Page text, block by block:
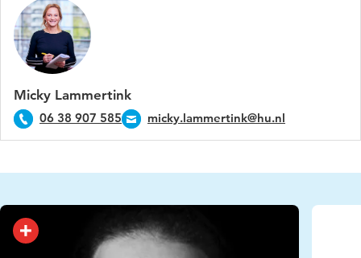
Micky Lammertink
06 38 907 585 micky.lammertink@hu.nl